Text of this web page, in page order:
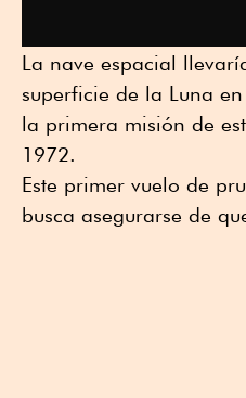
La nave espacial
superficie de la Luna
la primera misión de
1972.
Este primer vuelo de
busca asegurarse de